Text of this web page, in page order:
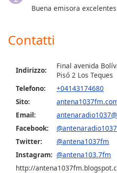
Escape
will
window.
Opacity
Buena emisora
Contatti
Indirizzo:
Final avenida
Pisó 2 Los Teques
Telefono:
+04143174680
Sito:
Email:
Facebook:
Twitter:
@antena1037fm
Instagram: @antena103.7fm
http://